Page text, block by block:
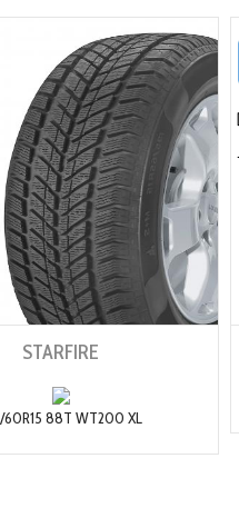
STARFIRE
60R15 88T WT200 XL